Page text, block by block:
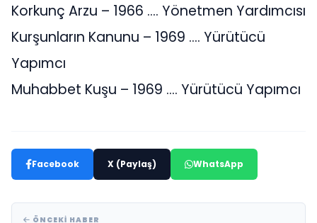
Korkunç Arzu – 1966 …. Yönetmen Yardımcısı
Kurşunların Kanunu – 1969 …. Yürütücü
Yapımcı
Muhabbet Kuşu – 1969 …. Yürütücü Yapımcı
Facebook X (Paylaş) WhatsApp
ÖNCEKI HABER